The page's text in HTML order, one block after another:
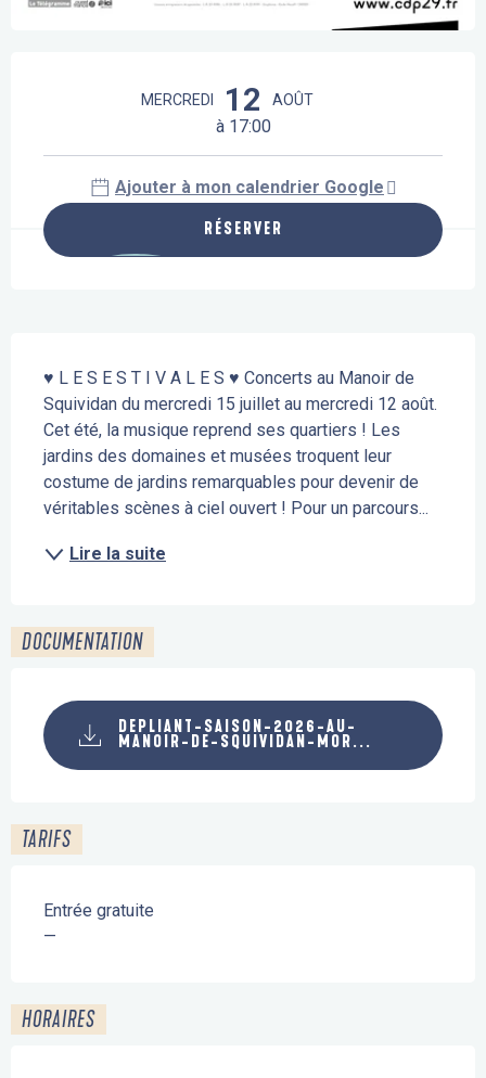
MERCREDI 12 AOÛT
à 17:00
Ajouter à mon calendrier Google
RÉSERVER
♥ L E S E S T I V A L E S ♥ Concerts au Manoir de
Squividan du mercredi 15 juillet au mercredi 12 août.
Cet été, la musique reprend ses quartiers ! Les
jardins des domaines et musées troquent leur
costume de jardins remarquables pour devenir de
véritables scènes à ciel ouvert ! Pour un parcours...
Lire la suite
DOCUMENTATION
DEPLIANT-SAISON-2026-AU-
MANOIR-DE-SQUIVIDAN-MOR...
TARIFS
Entrée gratuite
—
HORAIRES